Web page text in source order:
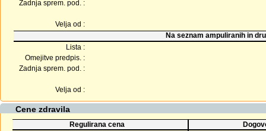
Zadnja sprem. pod. :
Velja od :
Na seznam ampuliranih in
Lista :
Omejitve predpis. :
Zadnja sprem. pod. :
Velja od :
Cene zdravila
Regulirana cena